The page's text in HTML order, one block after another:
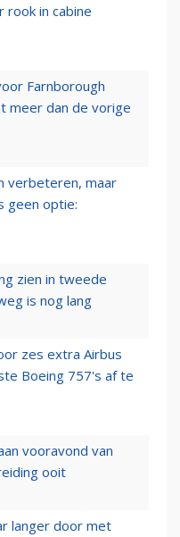
in cabine
Farnborough
meer dan de vorige
verbeteren, maar
geen optie:
zien in tweede
is nog lang
zes extra Airbus
Boeing 757's af te
vooravond van
ooit
langer door met